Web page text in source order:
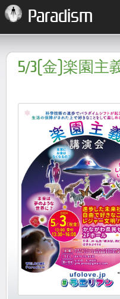
Paradism
5/3(金)楽園主